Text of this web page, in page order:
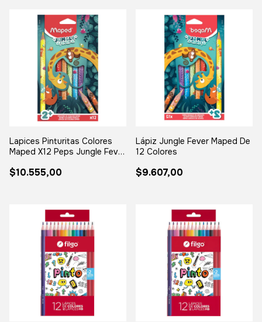
Lapices Pinturitas Colores
Maped X12 Peps Jungle Fever
$10.555,00
Lápiz Jungle Fever Maped De
12 Colores
$9.607,00